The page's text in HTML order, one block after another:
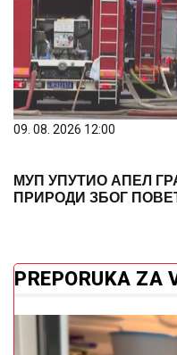
09. 08. 2026 12:00
МУП УПУТИО АПЕЛ
ПРИРОДИ ЗБОГ
PREPORUKA ZA